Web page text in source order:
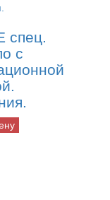
спец.
с